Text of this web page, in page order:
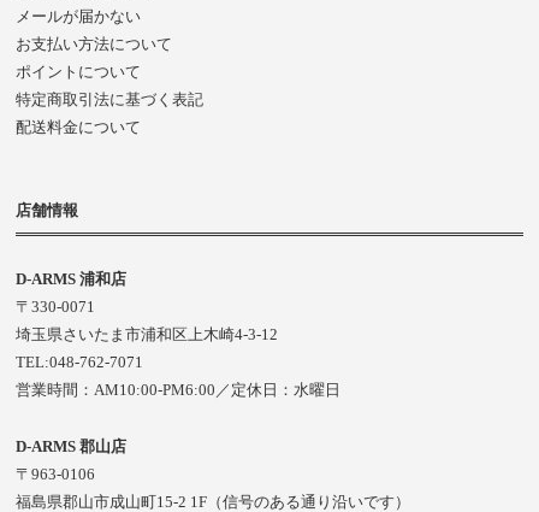
メールが届かない
お支払い方法について
ポイントについて
特定商取引法に基づく表記
配送料金について
店舗情報
D-ARMS 浦和店
〒330-0071
埼玉県さいたま市浦和区上木崎4-3-12
TEL:048-762-7071
営業時間：AM10:00-PM6:00／定休日：水曜日
D-ARMS 郡山店
〒963-0106
福島県郡山市成山町15-2 1F（信号のある通り沿いです）